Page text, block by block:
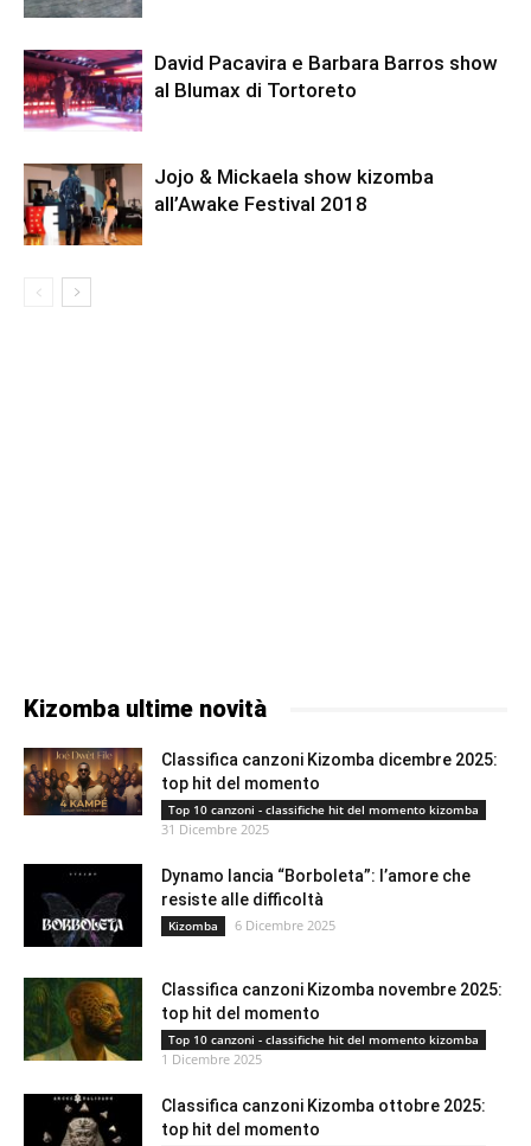
David Pacavira e Barbara Barros show
al Blumax di Tortoreto
Jojo & Mickaela show kizomba
all’Awake Festival 2018
Kizomba ultime novità
Classifica canzoni Kizomba dicembre 2025:
top hit del momento
Top 10 canzoni - classifiche hit del momento kizomba
31 Dicembre 2025
Dynamo lancia “Borboleta”: l’amore che
resiste alle difficoltà
Kizomba 6 Dicembre 2025
Classifica canzoni Kizomba novembre 2025:
top hit del momento
Top 10 canzoni - classifiche hit del momento kizomba
1 Dicembre 2025
Classifica canzoni Kizomba ottobre 2025:
top hit del momento